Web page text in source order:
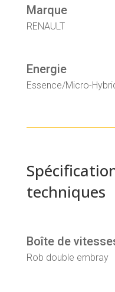
Marque
RENAULT
Energie
Essence/Micro-
techniques
Boîte de
Rob double embray